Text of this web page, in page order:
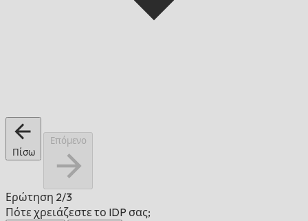
Πίσω
Επόμενο
Ερώτηση 2/3
Πότε χρειάζεστε το IDP σας;